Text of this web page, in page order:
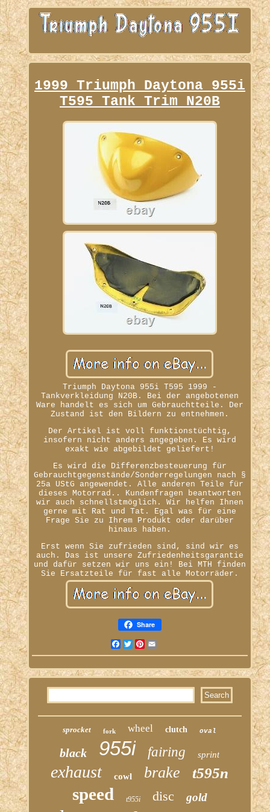
1999 Triumph Daytona 955i
T595 Tank Trim N20B
Triumph Daytona 955i T595 1999 -
Tankverkleidung N20B. Bei der angebotenen
Ware handelt es sich um Gebrauchtteile. Der
Zustand ist den Bildern zu entnehmen.
Der Artikel ist voll funktionstüchtig,
insofern nicht anders angegeben. Es wird
exakt wie abgebildet geliefert!
Es wird die Differenzbesteuerung für
Gebrauchtgegenstände/Sonderregelungen nach §
25a UStG angewendet. Alle anderen Teile für
dieses Motorrad.. Kundenfragen beantworten
wir auch schnellstmöglich. Wir helfen Ihnen
gerne mit Rat und Tat. Egal was für eine
Frage Sie zu Ihrem Produkt oder darüber
hinaus haben.
Erst wenn Sie zufrieden sind, sind wir es
auch. Das ist unsere Zufriedenheitsgarantie
und dafür setzen wir uns ein! Bei MTH finden
Sie Ersatzteile für fast alle Motorräder.
Share
Facebook
TwitterPinterest
sprocket fork wheel clutch oval
black 955i fairing sprint
exhaust cowl brake t595n
speed t955i disc gold